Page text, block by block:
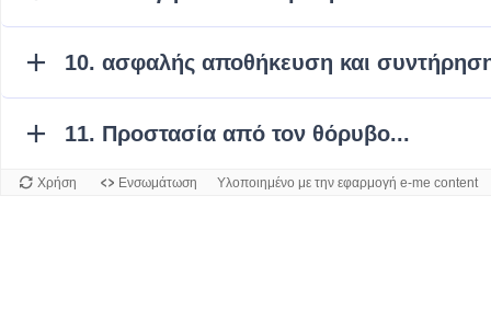
10. ασφαλής αποθήκευση και
11. Προστασία από τον θόρυβο...
Χρήση Ενσωμάτωση Υλοποιημένο με την εφαρμογή e-me content